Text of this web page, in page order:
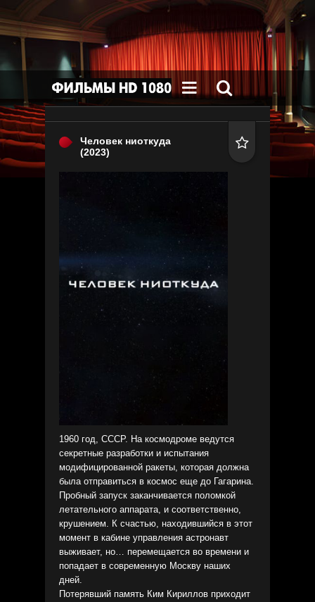
 
Человек ниоткуда
(2023)

1960 год, СССР. На космодроме ведутся
секретные разработки и испытания
модифицированной ракеты, которая должна
была отправиться в космос еще до Гагарина.
Пробный запуск заканчивается поломкой
летательного аппарата, и соответственно,
крушением. К счастью, находившийся в этот
момент в кабине управления астронавт
выживает, но… перемещается во времени и
попадает в современную Москву наших
дней.
Потерявший память Ким Кириллов приходит